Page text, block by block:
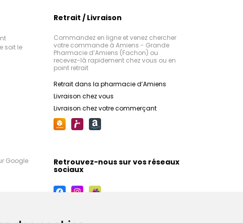
soit le
Google
Retrait / Livraison
Commandez en ligne et venez chercher
votre commande à Amiens - Grande
Pharmacie d’Amiens (Fachon) ou
recevez-là rapidement chez vous ou en
point retrait
Retrait dans la pharmacie d’Amiens
Livraison chez vous
Livraison chez votre commerçant
Retrouvez-nous sur vos réseaux
sociaux